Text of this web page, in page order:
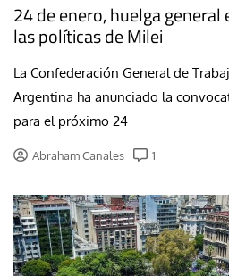
24 de enero, huelga
las políticas de Milei
La Confederación General de
Argentina ha anunciado la
para el próximo 24
Abraham Canales 1